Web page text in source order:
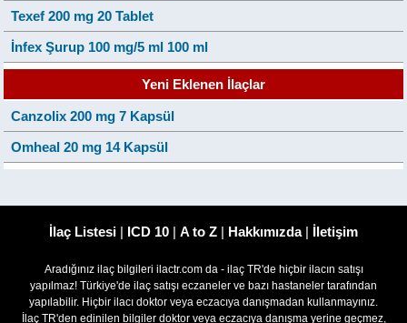
Texef 200 mg 20 Tablet
İnfex Şurup 100 mg/5 ml 100 ml
Yeni Eklenen İlaçlar
Canzolix 200 mg 7 Kapsül
Omheal 20 mg 14 Kapsül
İlaç Listesi | ICD 10 | A to Z | Hakkımızda| İletişim
Aradığınız ilaç bilgileri ilactr.com da - ilaç TR'de hiçbir ilacın satışı
yapılmaz! Türkiye'de ilaç satışı eczaneler ve bazı hastaneler tarafından
yapılabilir. Hiçbir ilacı doktor veya eczacıya danışmadan kullanmayınız.
İlaç TR'den edinilen bilgiler doktor veya eczacıya danışma yerine geçmez,